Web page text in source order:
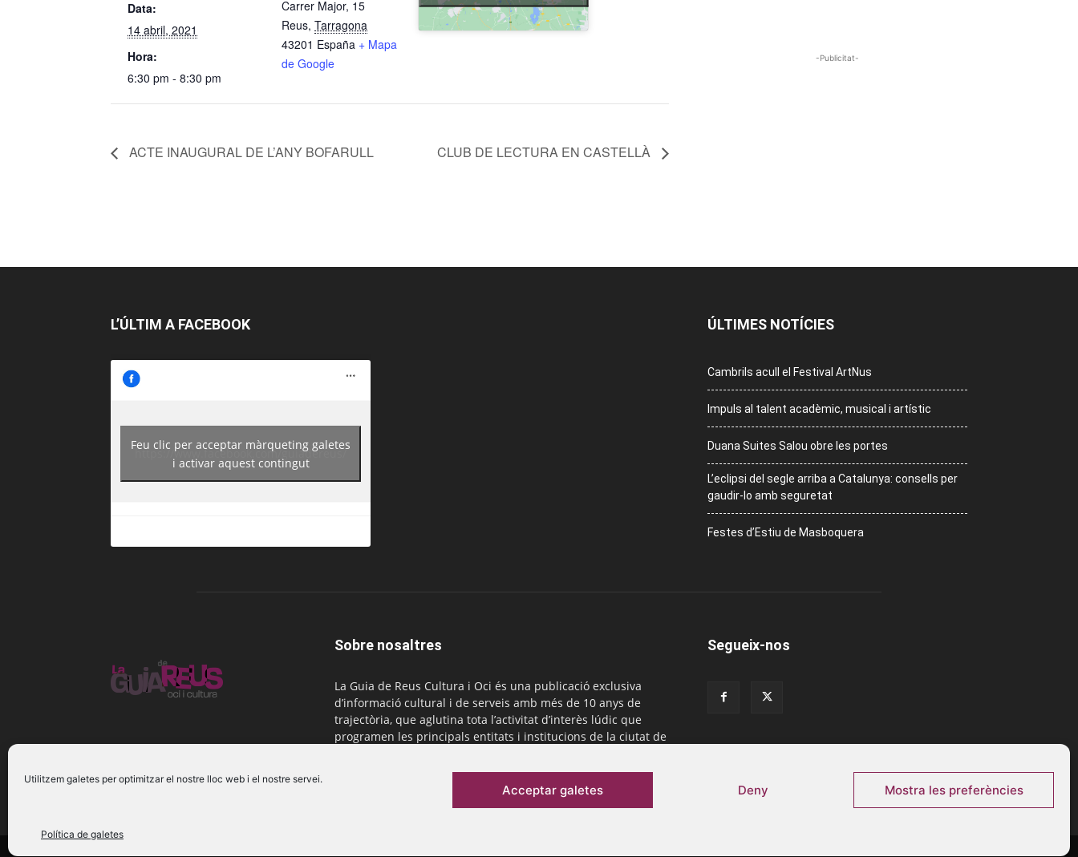
Utilitzem galetes per optimitzar el nostre lloc web i el nostre servei.
Acceptar galetes Deny Mostra les preferències
Política de galetes
Data:
14 abril, 2021
Hora:
6:30 pm - 8:30 pm
Carrer Major, 15
Reus, Tarragona
43201 España + Mapa
de Google
ACTE INAUGURAL DE L’ANY BOFARULL CLUB DE LECTURA EN CASTELLÀ
-Publicitat-
L’ÚLTIM A FACEBOOK
https://www.facebook.com/guiadereus/
Feu clic per acceptar màrqueting galetes
i activar aquest contingut
ÚLTIMES NOTÍCIES
Cambrils acull el Festival ArtNus
Impuls al talent acadèmic, musical i artístic
Duana Suites Salou obre les portes
L’eclipsi del segle arriba a Catalunya: consells per
gaudir-lo amb seguretat
Festes d’Estiu de Masboquera
Sobre nosaltres
La Guia de Reus Cultura i Oci és una publicació exclusiva
d’informació cultural i de serveis amb més de 10 anys de
trajectòria, que aglutina tota l’activitat d’interès lúdic que
programen les principals entitats i institucions de la ciutat de
comercial@laguiadereus.com
Segueix-nos